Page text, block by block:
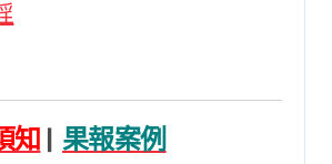
知 | 果報案例